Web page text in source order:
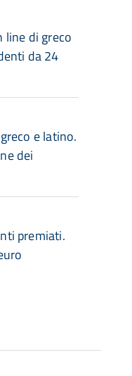
line di greco
da 24
e latino.
dei
premiati.